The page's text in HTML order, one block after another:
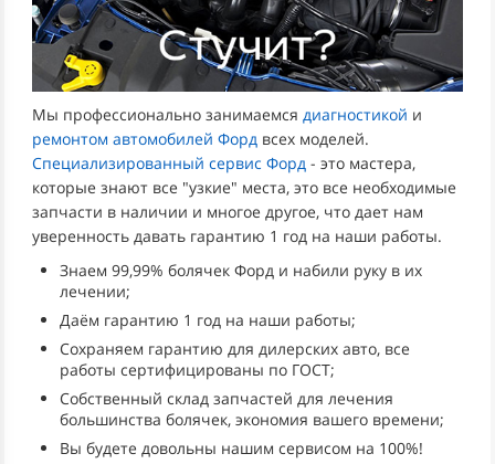
Мы профессионально занимаемсядиагностикой и
ремонтом автомобилей Форд всех моделей.
Специализированный сервис Форд - это мастера,
которые знают все "узкие" места, это все необходимые
запчасти в наличии и многое другое, что дает нам
уверенность давать гарантию 1 год на наши работы.
Знаем 99,99% болячек Форд и набили руку в их
лечении;
Даём гарантию 1 год на наши работы;
Сохраняем гарантию для дилерских авто, все
работы сертифицированы по ГОСТ;
Собственный склад запчастей для лечения
большинства болячек, экономия вашего времени;
Вы будете довольны нашим сервисом на 100%!